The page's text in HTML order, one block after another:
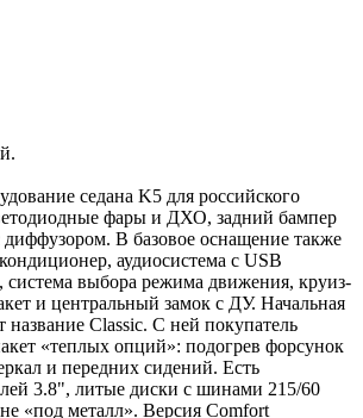
седана K5 для российского
фары и ДХО, задний бампер
диффузором. В базовое оснащение также
аудиосистема с USB
система выбора режима движения, круиз-
и центральный замок с ДУ. Начальная
название Classic. С ней покупатель
«теплых опций»: подогрев форсунок
и передних сидений. Есть
3.8", литые диски с шинами 215/60
«под металл». Версия Comfort